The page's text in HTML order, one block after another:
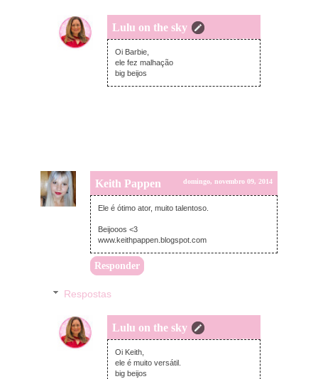
Lulu on the sky
domingo, novembro 09, 2014
Oi Barbie,
ele fez malhação
big beijos
Keith Pappen domingo, novembro 09, 2014
Ele é ótimo ator, muito talentoso.
Beijooos <3
www.keithpappen.blogspot.com
Responder
Respostas
Lulu on the sky
domingo, novembro 09, 2014
Oi Keith,
ele é muito versátil.
big beijos